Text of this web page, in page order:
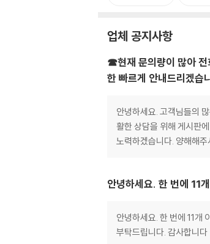
업체 공지사항
☎현재 문의량이 많아 전
한 빠르게 안내드리겠
안녕하세요. 고객님들의
활한 상담을 위해 게시판
노력하겠습니다. 양해해
안녕하세요. 한 번에 11
안녕하세요. 한 번에 11개
부탁드립니다. 감사합니다